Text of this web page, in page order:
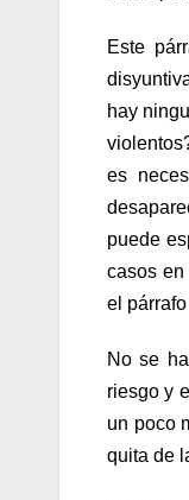
Este
hay
es
puede
casos en
el
No se
riesgo y
un poco
quita de